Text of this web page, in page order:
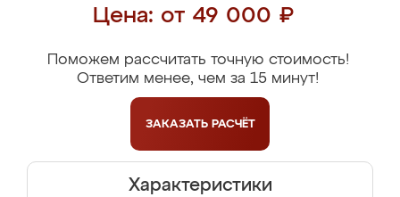
Цена: от 49 000 ₽
Поможем рассчитать точную стоимость!
Ответим менее, чем за 15 минут!
ЗАКАЗАТЬ РАСЧЁТ
Характеристики